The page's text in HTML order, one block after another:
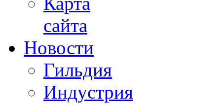
сайта
Новости
Гильдия
Индустрия